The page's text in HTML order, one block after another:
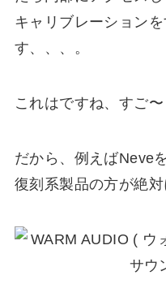
キャリブレーション
す、、、。
これはですね、すご〜
だから、例えばNeve
復刻系製品の方が絶対